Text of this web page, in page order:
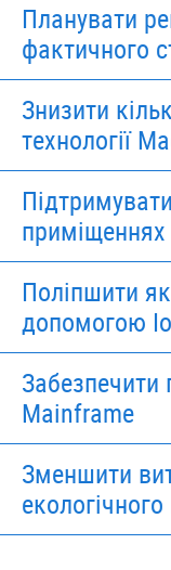
Планувати
фактичного
Знизити
технології
приміщеннях
Поліпшити
допомогою
Забезпечити
Mainframe
Зменшити